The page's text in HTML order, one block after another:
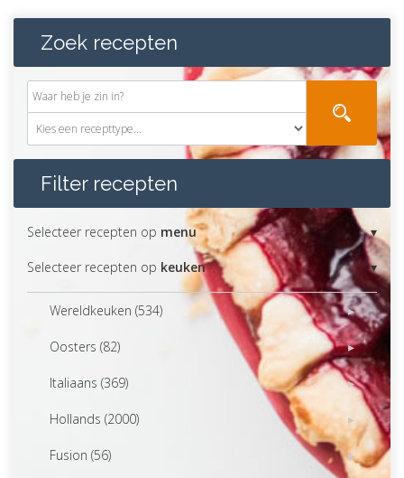
Zoek recepten
Filter recepten
Selecteer recepten op menu
Selecteer recepten op keuken
Wereldkeuken (534)
Oosters (82)
Italiaans (369)
Hollands (2000)
Fusion (56)